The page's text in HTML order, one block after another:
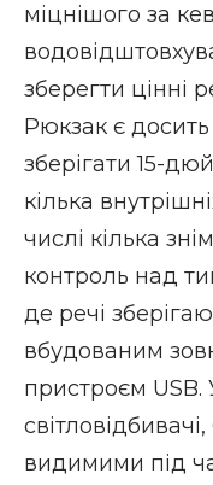
міцнішого за
зберегти цінні
Рюкзак є
зберігати 15-
кілька
числі кілька
контроль над
де речі
вбудованим
пристроєм USB.
видимими під